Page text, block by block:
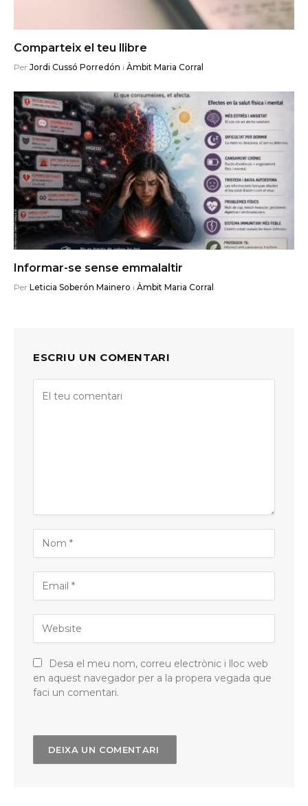
Comparteix el teu llibre
Per Jordi Cussó Porredón i Àmbit Maria Corral
Informar-se sense emmalaltir
Per Leticia Soberón Mainero i Àmbit Maria Corral
ESCRIU UN COMENTARI
Desa el meu nom, correu electrònic i lloc web
en aquest navegador per a la propera vegada que
faci un comentari.